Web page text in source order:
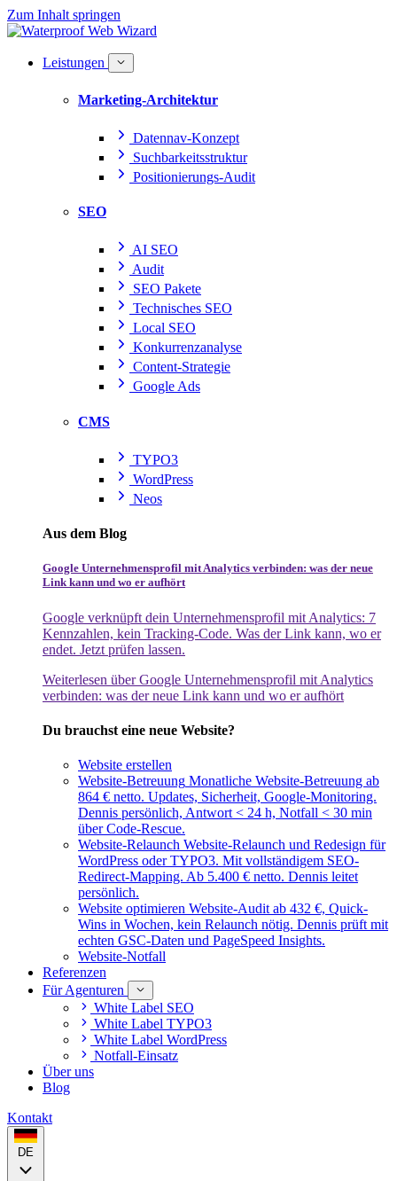
Zum Inhalt springen
Leistungen
Marketing-Architektur
Datennav-Konzept
Suchbarkeitsstruktur
Positionierungs-Audit
SEO
AI SEO
Audit
SEO Pakete
Technisches SEO
Local SEO
Konkurrenzanalyse
Content-Strategie
Google Ads
CMS
TYPO3
WordPress
Neos
Aus dem Blog
Google Unternehmensprofil mit Analytics verbinden: was der neue
Link kann und wo er aufhört
Google verknüpft dein Unternehmensprofil mit Analytics: 7
Kennzahlen, kein Tracking-Code. Was der Link kann, wo er
endet. Jetzt prüfen lassen.
Weiterlesen über Google Unternehmensprofil mit Analytics
verbinden: was der neue Link kann und wo er aufhört
Du brauchst eine neue Website?
Website erstellen
Website-Betreuung Monatliche Website-Betreuung ab
864 € netto. Updates, Sicherheit, Google-Monitoring.
Dennis persönlich, Antwort < 24 h, Notfall < 30 min
über Code-Rescue.
Website-Relaunch Website-Relaunch und Redesign für
WordPress oder TYPO3. Mit vollständigem SEO-
Redirect-Mapping. Ab 5.400 € netto. Dennis leitet
persönlich.
Website optimieren Website-Audit ab 432 €, Quick-
Wins in Wochen, kein Relaunch nötig. Dennis prüft mit
echten GSC-Daten und PageSpeed Insights.
Website-Notfall
Referenzen
Für Agenturen
White Label SEO
White Label TYPO3
White Label WordPress
Notfall-Einsatz
Über uns
Blog
Kontakt
DE